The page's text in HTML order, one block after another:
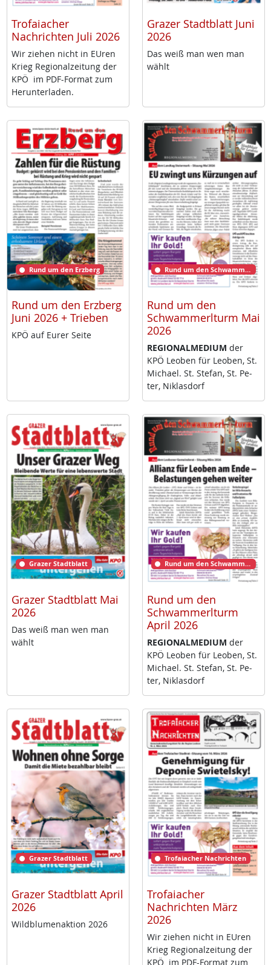
Trofaiacher
Nachrichten Juli 2026
Wir zie­hen nicht in EU­ren
Krieg Re­gio­nal­zei­tung der
KPÖ im PDF-For­mat zum
Her­un­ter­la­den.
Grazer Stadtblatt Juni
2026
Das weiß man wen man
wählt
Rund um den Erzberg
Rund um den Erzberg
Juni 2026 + Trieben
KPÖ auf Eu­rer Sei­te
Rund um den Schwammerlturm
Rund um den
Schwammerlturm Mai
2026
RE­GIO­NAL­ME­DI­UM der
KPÖ Leo­ben für Leo­ben, St.
Mi­cha­el. St. Ste­fan, St. Pe­
ter, Niklas­dorf
Grazer Stadtblatt
Grazer Stadtblatt Mai
2026
Das weiß man wen man
wählt
Rund um den Schwammerlturm
Rund um den
Schwammerlturm
April 2026
RE­GIO­NAL­ME­DI­UM der
KPÖ Leo­ben für Leo­ben, St.
Mi­cha­el. St. Ste­fan, St. Pe­
ter, Niklas­dorf
Grazer Stadtblatt
Grazer Stadtblatt April
2026
Wild­blu­men­ak­ti­on 2026
Trofaiacher Nachrichten
Trofaiacher
Nachrichten März
2026
Wir zie­hen nicht in EU­ren
Krieg Re­gio­nal­zei­tung der
KPÖ im PDF-For­mat zum